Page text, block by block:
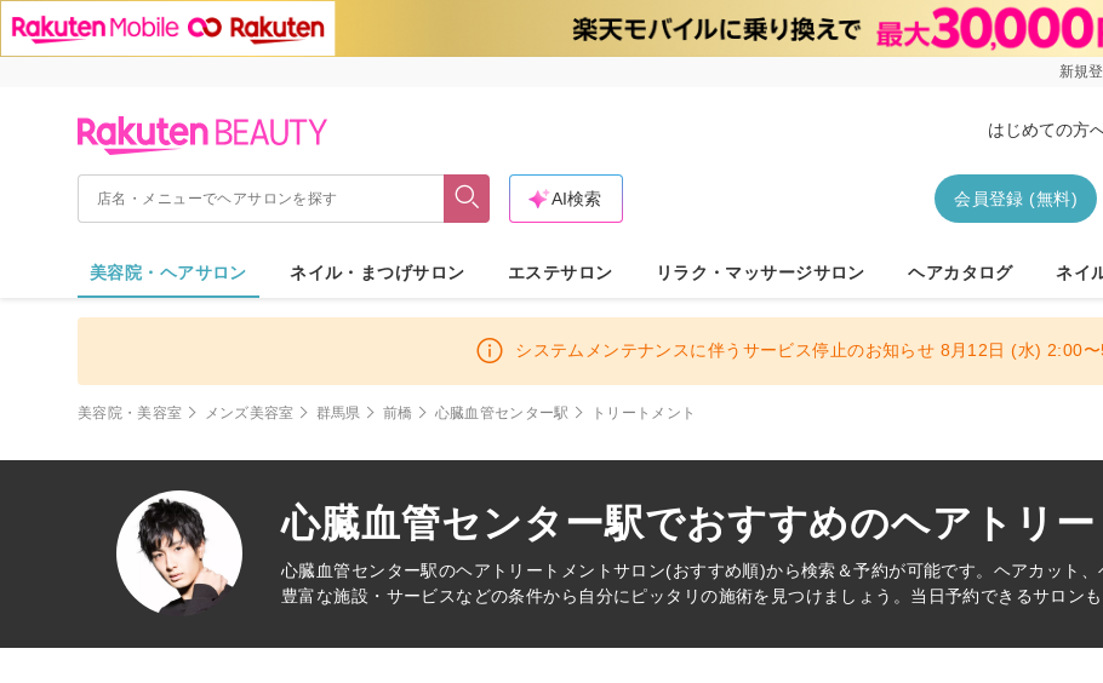
新規
はじめての方
会員登録 (無料)
AI検索
美容院・ヘアサロン ネイル・まつげサロン エステサロン リラク・マッサージサロン ヘアカタログ ネイ
システムメンテナンスに伴うサービス停止のお知らせ 8月12日 (水) 2:00
美容院・美容室 メンズ美容室 群馬県 前橋 心臓血管センター駅 トリートメント
心臓血管センター駅でおすすめのヘアトリ
心臓血管センター駅のヘアトリートメントサロン(おすすめ順)から検索＆予約が可能です。ヘアカット
豊富な施設・サービスなどの条件から自分にピッタリの施術を見つけましょう。当日予約できるサロンも